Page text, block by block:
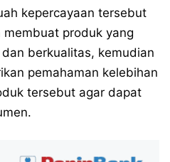
kepercayaan tersebut
produk yang
berkualitas, kemudian
pemahaman kelebihan
tersebut agar dapat